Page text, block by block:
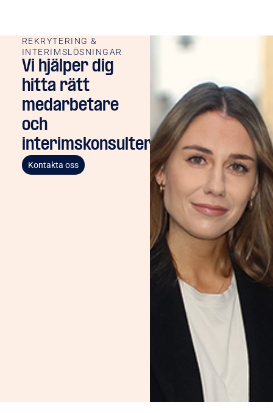
REKRYTERING &
INTERIMSLÖSNINGAR
Vi hjälper dig
hitta rätt
medarbetare
och
interimskonsulter
Kontakta oss